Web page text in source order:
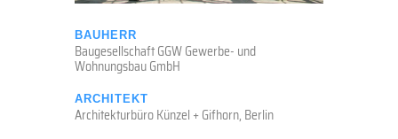
BAUHERR
Baugesellschaft GGW Gewerbe- und
Wohnungsbau GmbH
ARCHITEKT
Architekturbüro Künzel + Gifhorn, Berlin